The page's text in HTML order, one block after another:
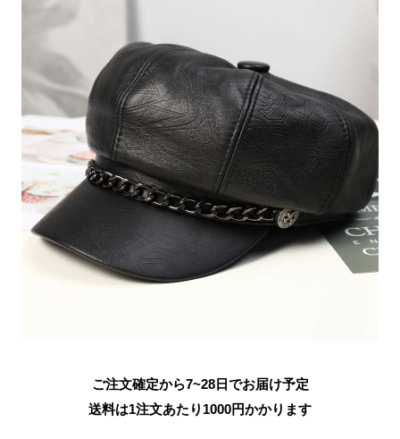
ご注文確定から7~28日でお届け予定
送料は1注文あたり 1000円かかります